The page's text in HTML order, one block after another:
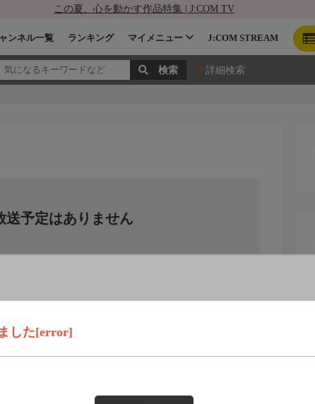
この夏、心を動かす作品特集 | J:COM TV
ンネル一覧 ランキング マイメニュー J:COM STREAM
詳細検索
した[error]
送予定はありません